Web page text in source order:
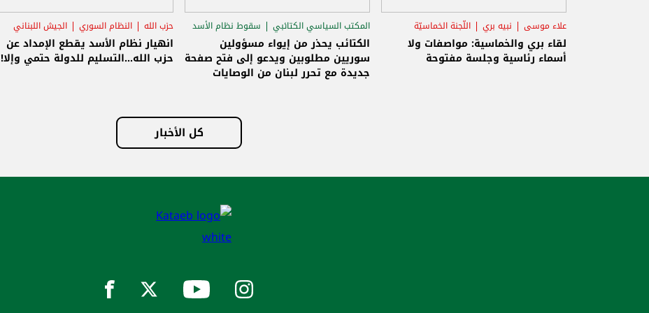
علاء موسى نبيه بري اللّجنة الخماسيّة
لقاء بري والخماسية: مواصفات ولا
أسماء رئاسية وجلسة مفتوحة
المكتب السياسي الكتائبي
سقوط نظام الأسد
الاستحقاق الرئاسي
الكتائب يحذر من إيواء مسؤولين
سوريين مطلوبين ويدعو إلى فتح صفحة
جديدة مع تحرر لبنان من الوصايات
حزب الله النظام السوري الجيش اللبناني
انهيار نظام الأسد يقطع الإمداد عن
حزب الله...التسليم للدولة حتمي وإلا!
كل الأخبار